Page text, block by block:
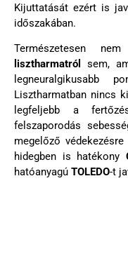
Kijuttatását ezért is
időszakában.
Természetesen
lisztharmatról
sem,
legneuralgikusabb
Lisztharmatban nincs
legfeljebb a
felszaporodás
megelőző
hidegben is hatékony
hatóanyagú TOLEDO-t